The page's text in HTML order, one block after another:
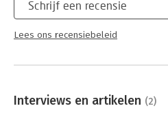
Schrijf een recensie
Lees ons recensiebeleid
Interviews en artikelen (2)